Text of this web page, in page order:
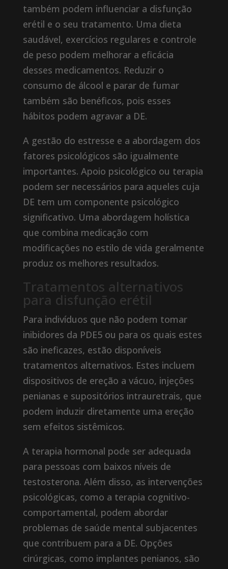
também podem influenciar a disfunção
erétil e o seu tratamento. Uma dieta
saudável, exercícios regulares e controle
de peso podem melhorar a eficácia
desses medicamentos. Reduzir o
consumo de álcool e parar de fumar
também são benéficos, pois esses
hábitos podem agravar a DE.
A gestão do estresse e a abordagem dos
fatores psicológicos são igualmente
importantes. Apoio psicológico ou terapia
podem ser necessários para aqueles cuja
DE tem um componente psicológico
significativo. Uma abordagem holística
que combina medicação com
modificações no estilo de vida geralmente
produz os melhores resultados.
Tratamentos alternativos
para disfunção erétil
Para indivíduos que não podem tomar
inibidores da PDE5 ou para os quais estes
são ineficazes, estão disponíveis
tratamentos alternativos. Estes incluem
dispositivos de ereção a vácuo, injeções
penianas e supositórios intrauretrais, que
podem induzir diretamente uma ereção
sem efeitos sistêmicos.
A terapia hormonal pode ser adequada
para pessoas com baixos níveis de
testosterona. Além disso, as intervenções
psicológicas, como a terapia cognitivo-
comportamental, podem abordar
problemas de saúde mental subjacentes
que contribuem para a DE. Opções
cirúrgicas, como implantes penianos, são